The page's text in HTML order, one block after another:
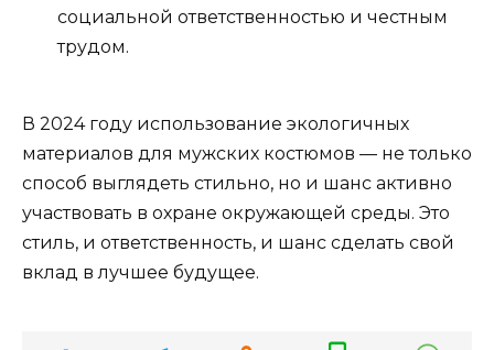
социальной ответственностью и честным
трудом.
В 2024 году использование экологичных
материалов для мужских костюмов — не только
способ выглядеть стильно, но и шанс активно
участвовать в охране окружающей среды. Это
стиль, и ответственность, и шанс сделать свой
вклад в лучшее будущее.